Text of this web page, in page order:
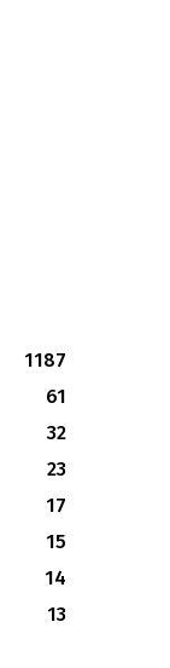
1187
61
32
23
17
15
14
13